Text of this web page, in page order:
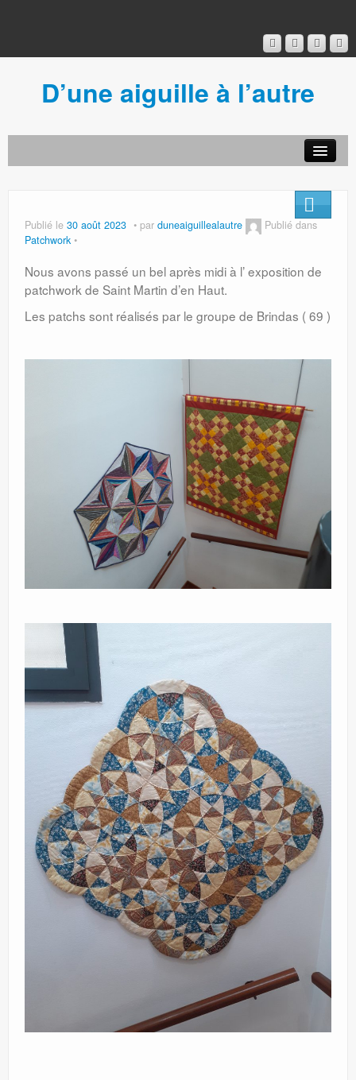
D’une aiguille à l’autre
Publié le 30 août 2023 par duneaiguillealautre
Publié dans
Patchwork
Nous avons passé un bel après midi à l’ exposition de
patchwork de Saint Martin d’en Haut.
Les patchs sont réalisés par le groupe de Brindas ( 69 )